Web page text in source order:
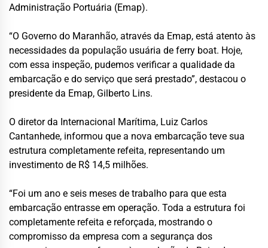
Administração Portuária (Emap).
“O Governo do Maranhão, através da Emap, está atento às
necessidades da população usuária de ferry boat. Hoje,
com essa inspeção, pudemos verificar a qualidade da
embarcação e do serviço que será prestado”, destacou o
presidente da Emap, Gilberto Lins.
O diretor da Internacional Marítima, Luiz Carlos
Cantanhede, informou que a nova embarcação teve sua
estrutura completamente refeita, representando um
investimento de R$ 14,5 milhões.
“Foi um ano e seis meses de trabalho para que esta
embarcação entrasse em operação. Toda a estrutura foi
completamente refeita e reforçada, mostrando o
compromisso da empresa com a segurança dos